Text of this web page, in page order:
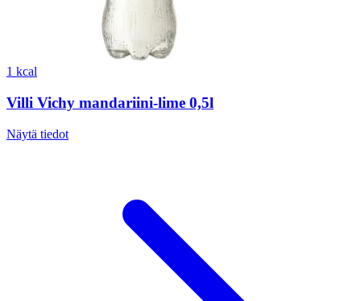
1 kcal
Villi Vichy mandariini-lime 0,5l
Näytä tiedot